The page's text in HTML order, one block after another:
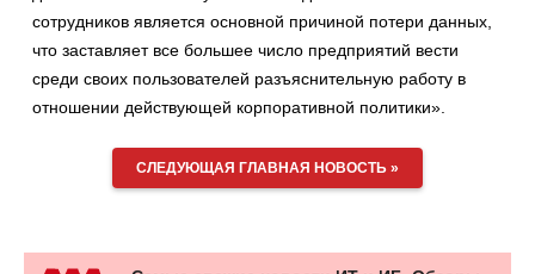
сотрудников является основной причиной потери данных,
что заставляет все большее число предприятий вести
среди своих пользователей разъяснительную работу в
отношении действующей корпоративной политики».
СЛЕДУЮЩАЯ ГЛАВНАЯ НОВОСТЬ »